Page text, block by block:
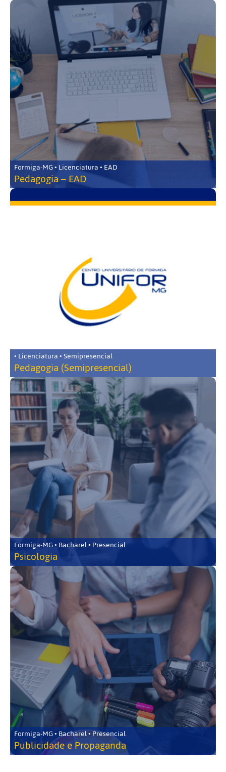
Formiga-MG • Licenciatura • EAD
Pedagogia – EAD
• Licenciatura • Semipresencial
Pedagogia (Semipresencial)
Formiga-MG • Bacharel • Presencial
Psicologia
Formiga-MG • Bacharel • Presencial
Publicidade e Propaganda